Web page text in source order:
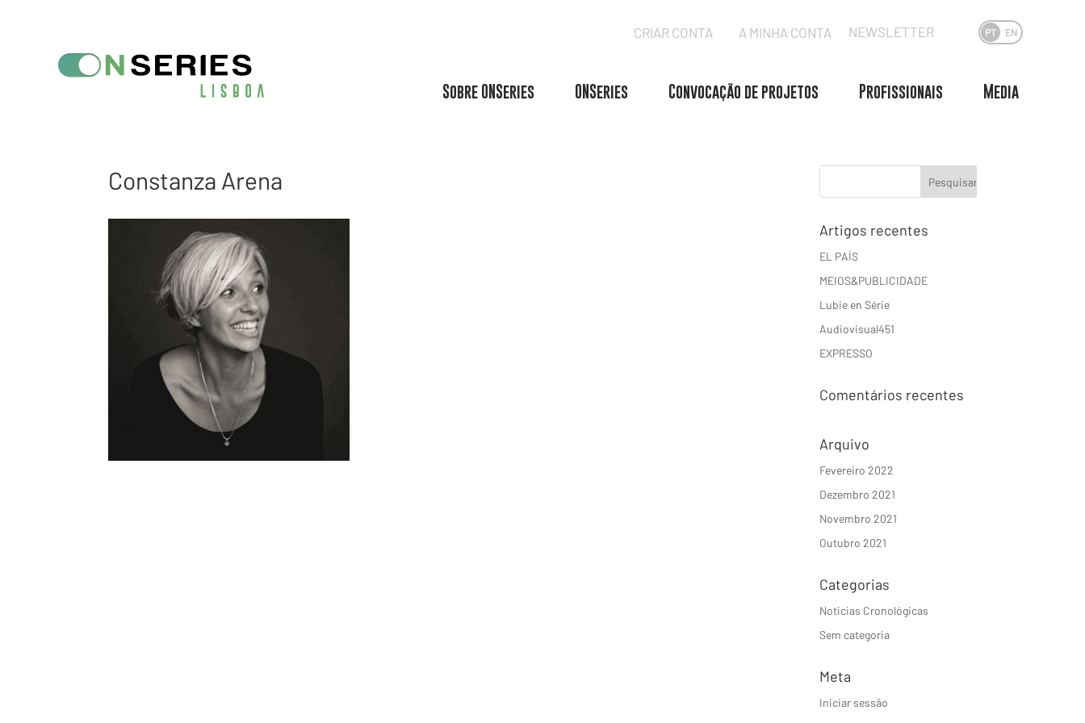
PT EN
NEWSLETTER
A MINHA CONTA
CRIAR CONTA
Sobre ONSeries ONSeries Convocação de projetos Profissionais Media
Constanza Arena
Artigos recentes
EL PAÍS
MEIOS&PUBLICIDADE
Lubie en Série
Audiovisual451
EXPRESSO
Comentários recentes
Arquivo
Fevereiro 2022
Dezembro 2021
Novembro 2021
Outubro 2021
Categorias
Noticias Cronológicas
Sem categoria
Meta
Iniciar sessão